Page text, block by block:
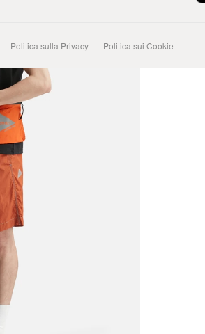
Politica sulla Privacy Politica sui Cookie